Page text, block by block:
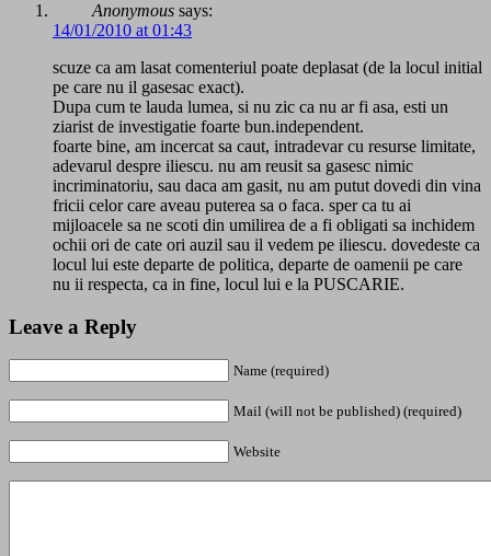
Anonymous says:
14/01/2010 at 01:43
scuze ca am lasat comenteriul poate deplasat (de la locul initial
pe care nu il gasesac exact).
Dupa cum te lauda lumea, si nu zic ca nu ar fi asa, esti un
ziarist de investigatie foarte bun.independent.
foarte bine, am incercat sa caut, intradevar cu resurse limitate,
adevarul despre iliescu. nu am reusit sa gasesc nimic
incriminatoriu, sau daca am gasit, nu am putut dovedi din vina
fricii celor care aveau puterea sa o faca. sper ca tu ai
mijloacele sa ne scoti din umilirea de a fi obligati sa inchidem
ochii ori de cate ori auzil sau il vedem pe iliescu. dovedeste ca
locul lui este departe de politica, departe de oamenii pe care
nu ii respecta, ca in fine, locul lui e la PUSCARIE.
Leave a Reply
Name (required)
Mail (will not be published) (required)
Website